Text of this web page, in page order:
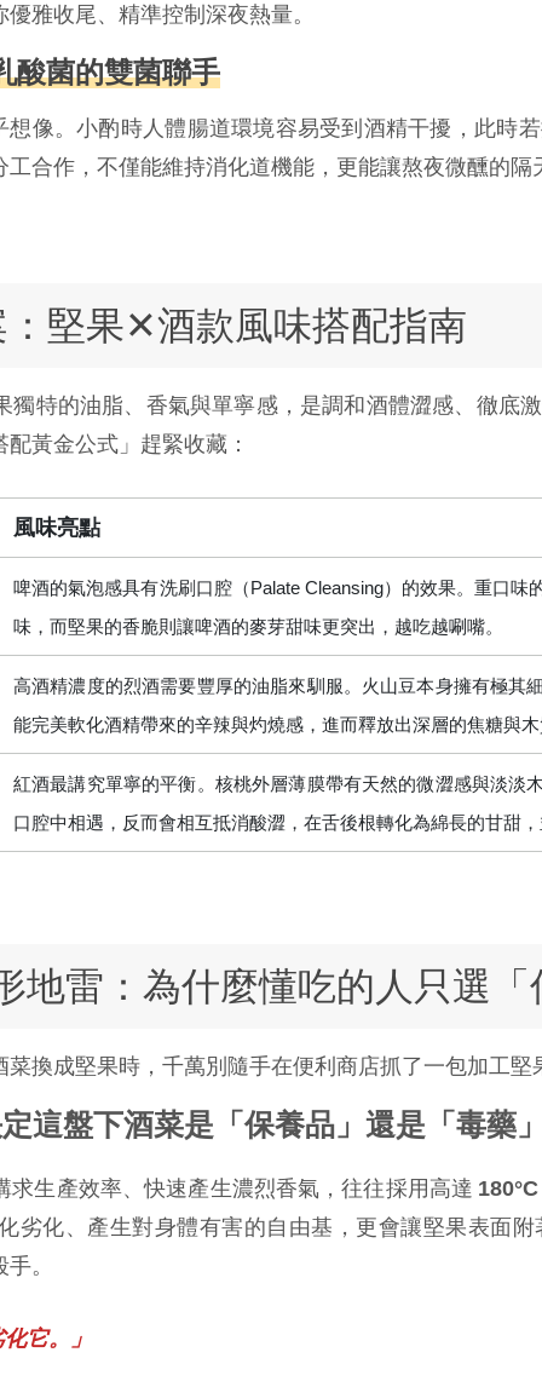
雅收尾、精準控制深夜熱量。
酸菌的雙菌聯手
像。小酌時人體腸道環境容易受到酒精干擾，此時
合作，不僅能維持消化道機能，更能讓熬夜微醺的隔
堅果✕酒款風味搭配指南
獨特的油脂、香氣與單寧感，是調和酒體澀感、徹底
黃金公式」趕緊收藏：
風味亮點
啤酒的氣泡感具有洗刷口腔（Palate Cleansing）的效果。重口
味，而堅果的香脆則讓啤酒的麥芽甜味更突出，越吃越唰嘴。
高酒精濃度的烈酒需要豐厚的油脂來馴服。火山豆本身擁有極其
能完美軟化酒精帶來的辛辣與灼燒感，進而釋放出深層的焦糖與木
紅酒最講究單寧的平衡。核桃外層薄膜帶有天然的微澀感與淡淡
口腔中相遇，反而會相互抵消酸澀，在舌後根轉化為綿長的甘甜
地雷：為什麼懂吃的人只選「
換成堅果時，千萬別隨手在便利商店抓了一包加工堅
這盤下酒菜是「保養品」還是「毒藥」
生產效率、快速產生濃烈香氣，往往採用高達 180°C
劣化、產生對身體有害的自由基，更會讓堅果表面
。
它。」